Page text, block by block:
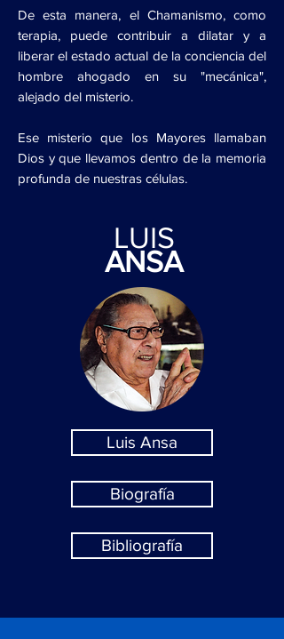
De esta manera, el Chamanismo, como
terapia, puede contribuir a dilatar y a
liberar el estado actual de la conciencia del
hombre ahogado en su "mecánica",
alejado del misterio.
Ese misterio que los Mayores llamaban
Dios y que llevamos dentro de la memoria
profunda de nuestras células.
LUIS
ANSA
Luis Ansa
Biografía
Bibliografía